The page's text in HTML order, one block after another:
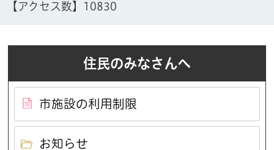
【アクセス数】
10830
住民のみなさんへ
市施設の利用制限
お知らせ